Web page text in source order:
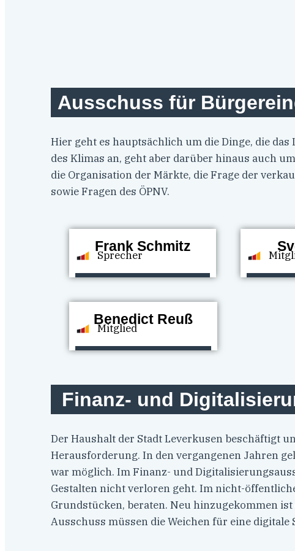
Ausschuss für
Hier geht es hauptsächlich um die Dinge, die
des Klimas an, geht aber darüber hinaus auch
die Organisation der Märkte, die Frage der
sowie Fragen des ÖPNV.
Frank Schmitz
Sprecher
Benedict Reuß
Mitglied
Finanz- und
Der Haushalt der Stadt Leverkusen beschäftigt
Herausforderung. In den vergangenen Jahren
war möglich. Im Finanz- und
Gestalten nicht verloren geht. Im nicht-
Grundstücken, beraten. Neu hinzugekommen
Ausschuss müssen die Weichen für eine digitale